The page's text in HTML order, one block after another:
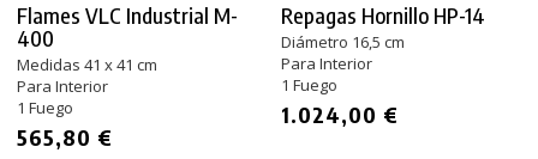
Flames VLC Industrial M-
400
Medidas 41 x 41 cm
Para Interior
1 Fuego
565,80 €
Repagas Hornillo HP-14
Diámetro 16,5 cm
Para Interior
1 Fuego
1.024,00 €